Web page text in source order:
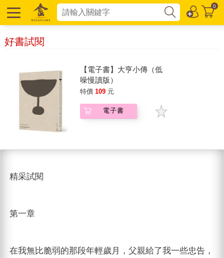
0
好書試閱
【電子書】大亨小傳（低
噪慢讀版）
特價 109 元
電子書
精采試閱
第一章
在我無比脆弱的那段年輕歲月，父親給了我一些忠告，